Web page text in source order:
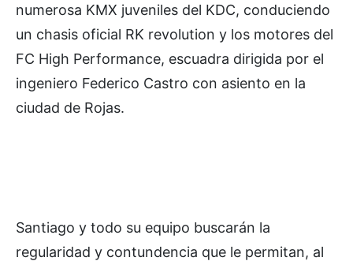
numerosa KMX juveniles del KDC, conduciendo
un chasis oficial RK revolution y los motores del
FC High Performance, escuadra dirigida por el
ingeniero Federico Castro con asiento en la
ciudad de Rojas.
Santiago y todo su equipo buscarán la
regularidad y contundencia que le permitan, al